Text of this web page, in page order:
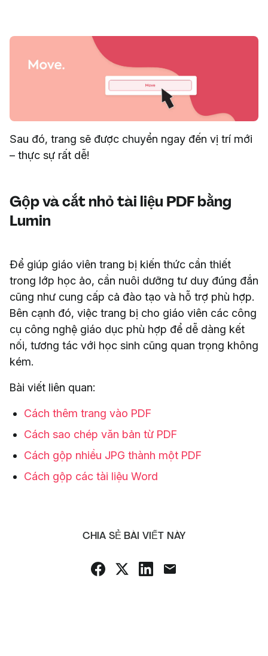
Sau đó, trang sẽ được chuyển ngay đến vị trí mới
– thực sự rất dễ!
Gộp và cắt nhỏ tài liệu PDF bằng
Lumin
Để giúp giáo viên trang bị kiến thức cần thiết
trong lớp học ảo, cần nuôi dưỡng tư duy đúng đắn
cũng như cung cấp cả đào tạo và hỗ trợ phù hợp.
Bên cạnh đó, việc trang bị cho giáo viên các công
cụ công nghệ giáo dục phù hợp để dễ dàng kết
nối, tương tác với học sinh cũng quan trọng không
kém.
Bài viết liên quan:
Cách thêm trang vào PDF
Cách sao chép văn bản từ PDF
Cách gộp nhiều JPG thành một PDF
Cách gộp các tài liệu Word
CHIA SẺ BÀI VIẾT NÀY